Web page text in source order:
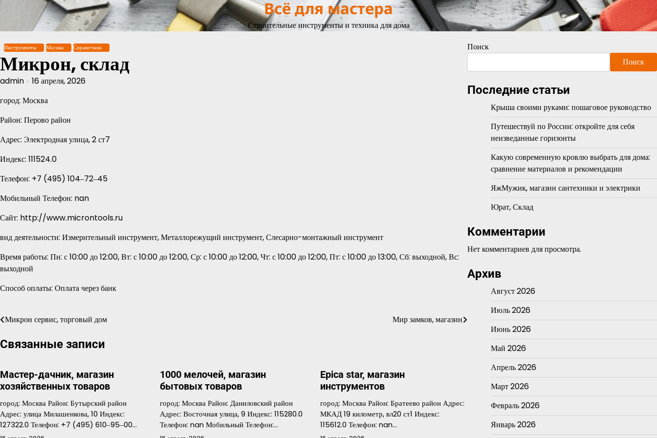
содержимому
Всё для мастера
Строительные инструменты и техника для дома
Инструменты Москва Справочник
Микрон, склад
admin
16 апреля, 2026
город: Москва
Район: Перово район
Адрес: Электродная улица, 2 ст7
Индекс: 111524.0
Телефон: +7 (495) 104‒72‒45
Мобильный Телефон: nan
Сайт: http://www.microntools.ru
вид деятельности: Измерительный инструмент, Металлорежущий инструмент, Слесарно-монтажный инструмент
Время работы: Пн: с 10:00 до 12:00, Вт: с 10:00 до 12:00, Ср: с 10:00 до 12:00, Чт: с 10:00 до 12:00, Пт: с 10:00 до 13:00, Сб: выходной, Вс:
выходной
Способ оплаты: Оплата через банк
Навигация
по
Микрон сервис, торговый дом Мир замков, магазин
Связанные записи
Мастер-дачник, магазин
хозяйственных товаров
город: Москва Район: Бутырский район
Адрес: улица Милашенкова, 10 Индекс:
127322.0 Телефон: +7 (495) 610‒95‒00…
1000 мелочей, магазин
бытовых товаров
город: Москва Район: Даниловский район
Адрес: Восточная улица, 9 Индекс: 115280.0
Телефон: nan Мобильный Телефон:…
Epica star, магазин
инструментов
город: Москва Район: Братеево район Адрес:
МКАД 19 километр, вл20 ст1 Индекс:
115612.0 Телефон: nan…
Поиск
Поиск
Последние статьи
Крыша своими руками: пошаговое руководство
Путешествуй по России: откройте для себя
неизведанные горизонты
Какую современную кровлю выбрать для дома:
сравнение материалов и рекомендации
ЯжМужик, магазин сантехники и электрики
Юрат, Склад
Комментарии
Нет комментариев для просмотра.
Архив
Август 2026
Июль 2026
Июнь 2026
Май 2026
Апрель 2026
Март 2026
Февраль 2026
Январь 2026